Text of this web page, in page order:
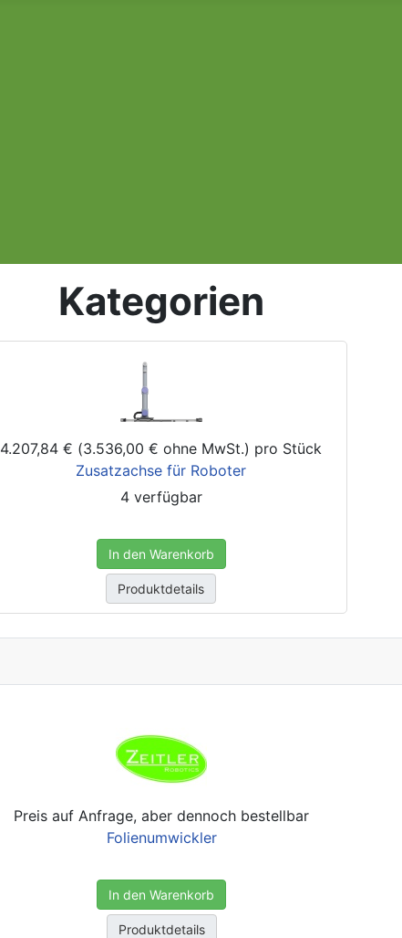
Kategorien
4.207,84 € (3.536,00 € ohne MwSt.) pro Stück
Zusatzachse für Roboter
4 verfügbar
In den Warenkorb
Produktdetails
Preis auf Anfrage, aber dennoch bestellbar
Folienumwickler
In den Warenkorb
Produktdetails